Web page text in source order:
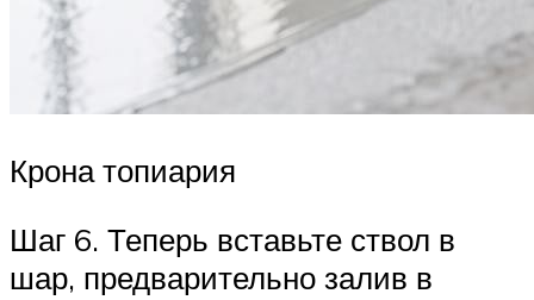
Крона топиария
Шаг 6. Теперь вставьте ствол в
шар, предварительно залив в